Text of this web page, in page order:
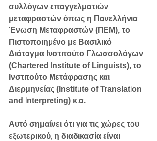
συλλόγων επαγγελματιών
μεταφραστών όπως η Πανελλήνια
Ένωση Μεταφραστών (ΠΕΜ), το
Πιστοποιημένο με Βασιλικό
Διάταγμα Ινστιτούτο Γλωσσολόγων
(Chartered Institute of Linguists), το
Ινστιτούτο Μετάφρασης και
Διερμηνείας (Institute of Translation
and Interpreting) κ.α.
Αυτό σημαίνει ότι για τις χώρες του
εξωτερικού, η διαδικασία είναι